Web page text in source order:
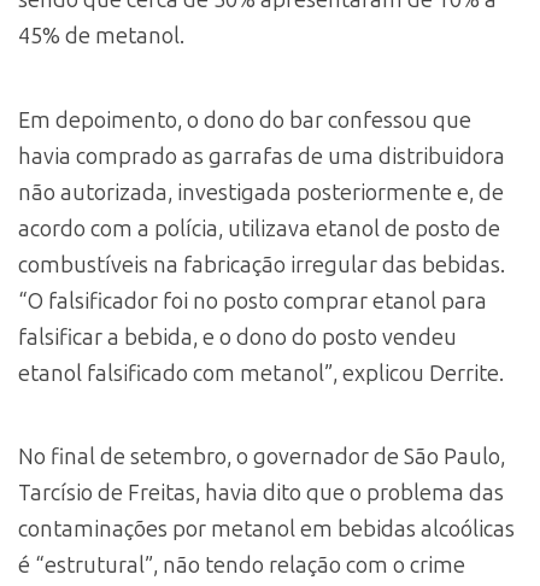
45% de metanol.
Em depoimento, o dono do bar confessou que
havia comprado as garrafas de uma distribuidora
não autorizada, investigada posteriormente e, de
acordo com a polícia, utilizava etanol de posto de
combustíveis na fabricação irregular das bebidas.
“O falsificador foi no posto comprar etanol para
falsificar a bebida, e o dono do posto vendeu
etanol falsificado com metanol”, explicou Derrite.
No final de setembro, o governador de São Paulo,
Tarcísio de Freitas, havia dito que o problema das
contaminações por metanol em bebidas alcoólicas
é “estrutural”, não tendo relação com o crime